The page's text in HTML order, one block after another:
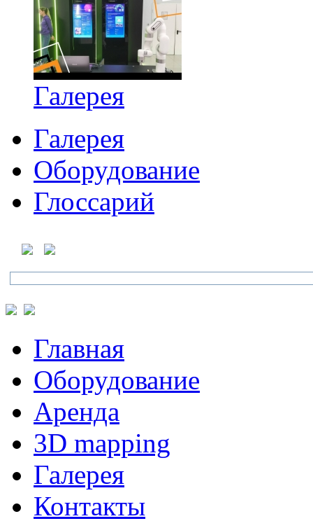
Галерея
Галерея
Оборудование
Глоссарий
Главная
Оборудование
Аренда
3D mapping
Галерея
Контакты